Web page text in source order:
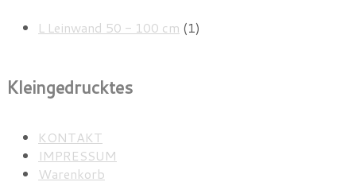
L Leinwand 50 - 100 cm (1)
Kleingedrucktes
KONTAKT
IMPRESSUM
Warenkorb